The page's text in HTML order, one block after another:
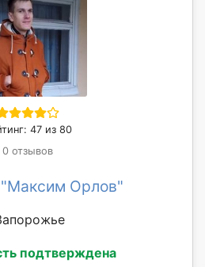
47 из 80
0 отзывов
"Максим Орлов"
подтверждена